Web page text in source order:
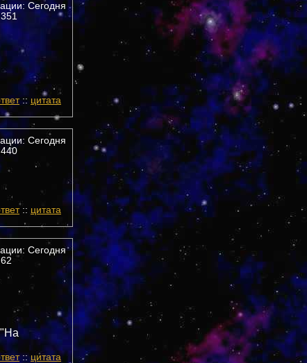
Сегодня
:: цитата
Сегодня
:: цитата
Сегодня
::цитата